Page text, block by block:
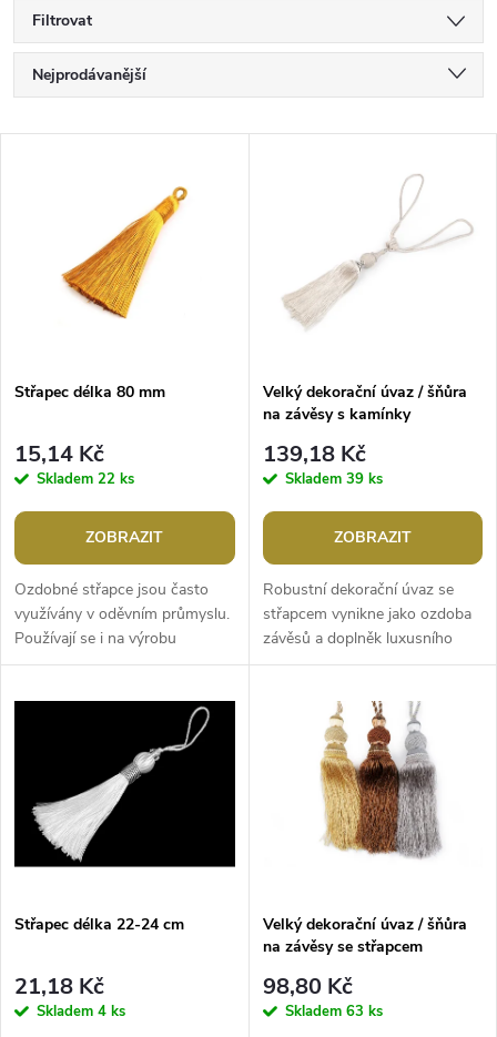
Filtrovat
Ř
a
p
r
o
d
u
k
ů
Nejprodávanější
s
p
r
o
d
u
k
ů
Střapec délka 80 mm
15,14 Kč
Skladem 22 ks
ZOBRAZIT
Ozdobné střapce jsou často
využívány v oděvním průmyslu.
Používají se i na výrobu
bižuterie. Tyto střapce mají
Velký dekorační úvaz / šňůra
na závěsy s kamínky
139,18 Kč
Skladem 39 ks
ZOBRAZIT
Robustní dekorační úvaz se
střapcem vynikne jako ozdoba
závěsů a doplněk luxusního
interiéru (třeba hotelů,
Střapec délka 22-24 cm
21,18 Kč
Skladem 4 ks
Velký dekorační úvaz / šňůra
na závěsy se střapcem
98,80 Kč
Skladem 63 ks